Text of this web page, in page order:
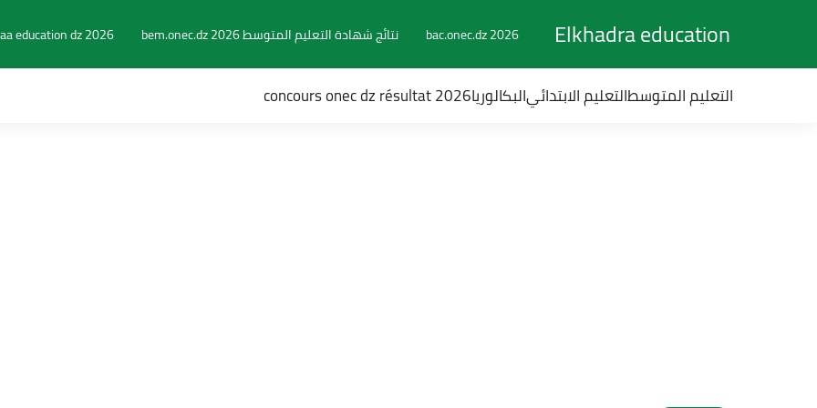
Elkhadra education
bac.onec.dz 2026 نتائج شهادة التعليم المتوسط 2026 bem.onec.dz education dz 2026
التعليم المتوسطالتعليم الابتدائيالبكالورياconcours onec dz résultat 2026